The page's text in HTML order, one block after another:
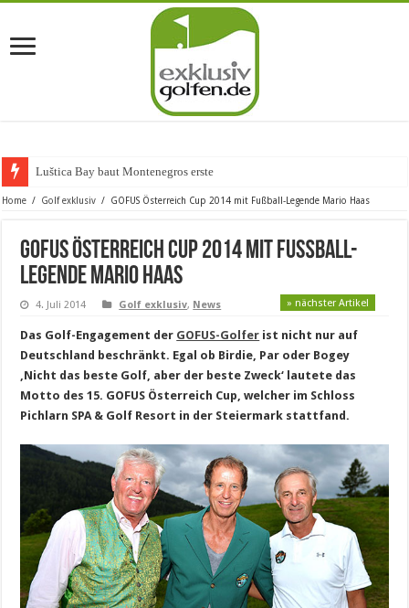
Luštica Bay baut Montenegros erste Golf-Co
Home / Golf exklusiv / GOFUS Österreich Cup 2014 mit Fußball-Legende Mario Haas
GOFUS Österreich Cup 2014 mit Fußball-
Legende Mario Haas
4. Juli 2014 Golf exklusiv, News » nächster Artikel
Das Golf-Engagement der GOFUS-Golfer ist nicht nur auf
Deutschland beschränkt. Egal ob Birdie, Par oder Bogey
‚Nicht das beste Golf, aber der beste Zweck‘ lautete das
Motto des 15. GOFUS Österreich Cup, welcher im Schloss
Pichlarn SPA & Golf Resort in der Steiermark stattfand.